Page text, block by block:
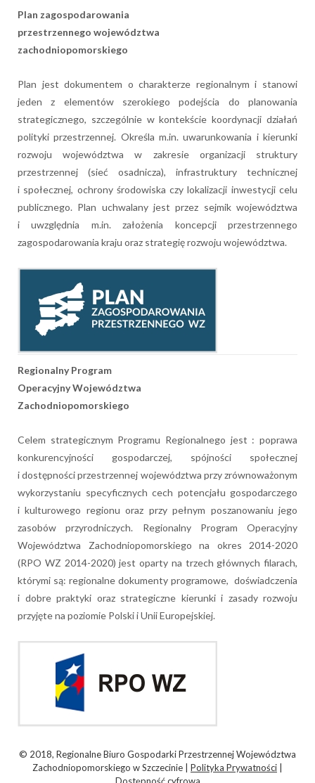
Plan zagospodarowania
przestrzennego województwa
zachodniopomorskiego
Plan jest dokumentem o charakterze regionalnym i stanowi
jeden z elementów szerokiego podejścia do planowania
strategicznego, szczególnie w kontekście koordynacji działań
polityki przestrzennej. Określa m.in. uwarunkowania i kierunki
rozwoju województwa w zakresie organizacji struktury
przestrzennej (sieć osadnicza), infrastruktury technicznej
i społecznej, ochrony środowiska czy lokalizacji inwestycji celu
publicznego. Plan uchwalany jest przez sejmik województwa
i uwzględnia m.in. założenia koncepcji przestrzennego
zagospodarowania kraju oraz strategię rozwoju województwa.
Regionalny Program
Operacyjny Województwa
Zachodniopomorskiego
Celem strategicznym Programu Regionalnego jest : poprawa
konkurencyjności gospodarczej, spójności społecznej
i dostępności przestrzennej województwa przy zrównoważonym
wykorzystaniu specyficznych cech potencjału gospodarczego
i kulturowego regionu oraz przy pełnym poszanowaniu jego
zasobów przyrodniczych. Regionalny Program Operacyjny
Województwa Zachodniopomorskiego na okres 2014-2020
(RPO WZ 2014-2020) jest oparty na trzech głównych filarach,
którymi są: regionalne dokumenty programowe, doświadczenia
i dobre praktyki oraz strategiczne kierunki i zasady rozwoju
przyjęte na poziomie Polski i Unii Europejskiej.
© 2018, Regionalne Biuro Gospodarki Przestrzennej Województwa
Zachodniopomorskiego w Szczecinie | Polityka Prywatności